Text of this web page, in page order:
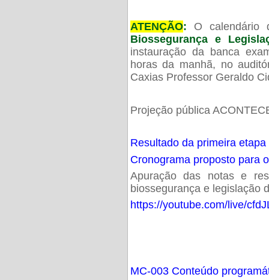
ATENÇÃO: O calendário
Biossegurança e
instauração da banca
horas da manhã, no
Caxias Professor Geraldo
Projeção pública
Resultado da primeira
Cronograma proposto para
Apuração das notas e
biossegurança e legislação
https://youtube.com/live/
MC-003 Conteúdo